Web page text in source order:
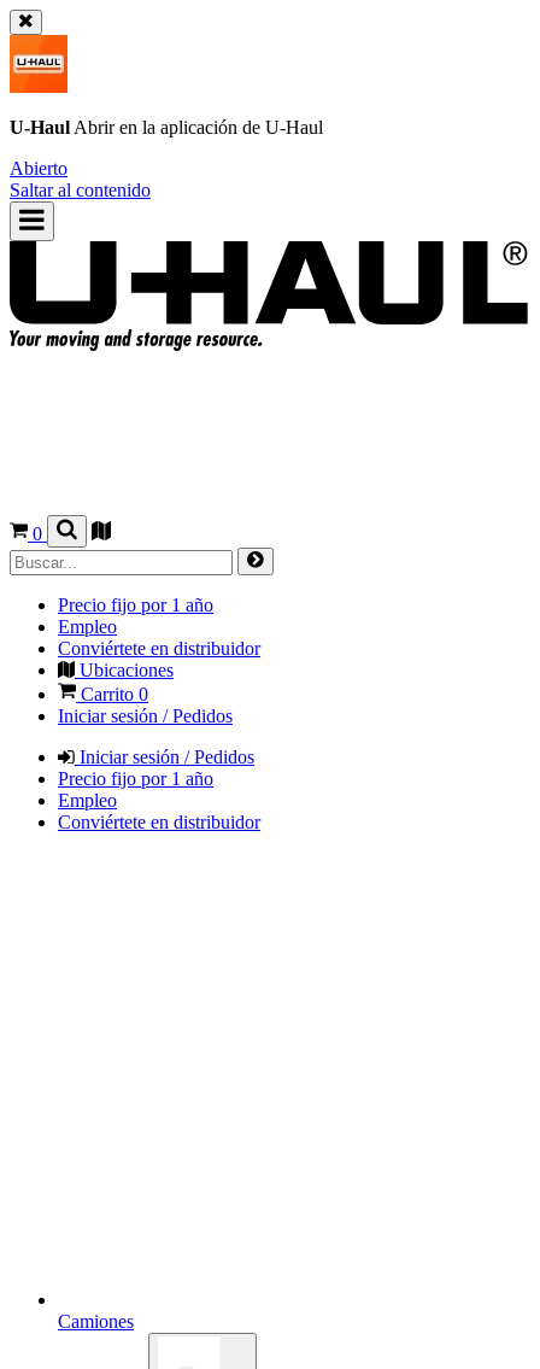
U-Haul Abrir en la aplicación de U-Haul
Abierto
Saltar al contenido
0
Precio fijo por 1 año
Empleo
Conviértete en distribuidor
Ubicaciones
Carrito 0
Iniciar sesión / Pedidos
Iniciar sesión / Pedidos
Precio fijo por 1 año
Empleo
Conviértete en distribuidor
Camiones